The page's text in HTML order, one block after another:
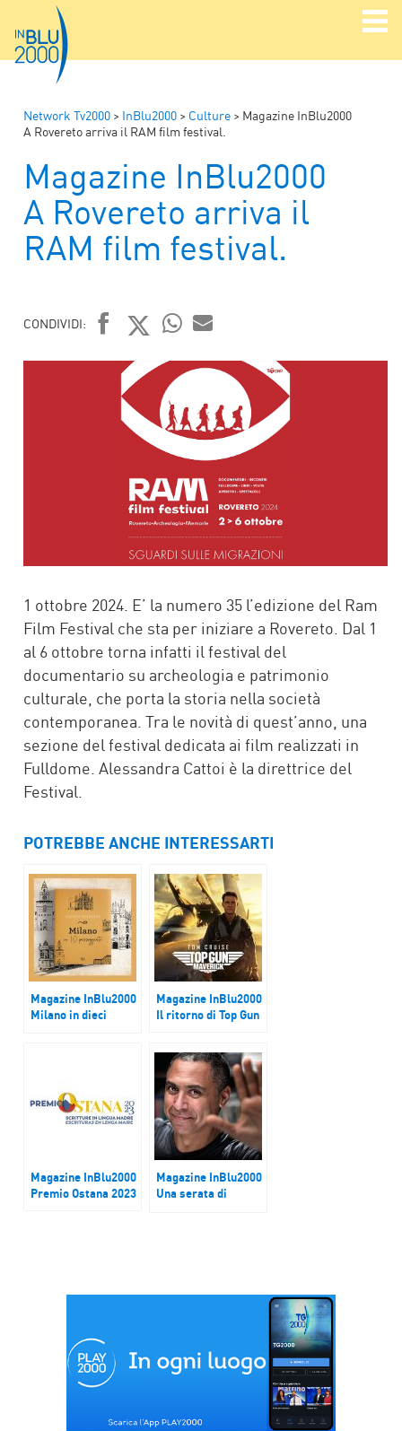
Network Tv2000 > InBlu2000 > Culture > Magazine InBlu2000
A Rovereto arriva il RAM film festival.
Magazine InBlu2000
A Rovereto arriva il
RAM film festival.
CONDIVIDI:
FACEBOOK
TWITTER
WHATSAPP
MAIL
1 ottobre 2024. E’ la numero 35 l’edizione del Ram
Film Festival che sta per iniziare a Rovereto. Dal 1
al 6 ottobre torna infatti il festival del
documentario su archeologia e patrimonio
culturale, che porta la storia nella società
contemporanea. Tra le novità di quest’anno, una
sezione del festival dedicata ai film realizzati in
Fulldome. Alessandra Cattoi è la direttrice del
Festival.
POTREBBE ANCHE INTERESSARTI
Magazine InBlu2000
Milano in dieci
Magazine InBlu2000
Il ritorno di Top Gun
Magazine InBlu2000
Premio Ostana 2023
Magazine InBlu2000
Una serata di